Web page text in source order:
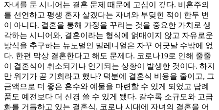
자녀를 둔 시니어는 결혼 문제 때문에 고심이 깊다. 비혼주의
를 선언하고 평생 혼자 살겠다는 자녀와 부딪힌 적이 한두 번
이 아니다. 결혼을 통해 가정을 꾸리는 것을 중요한 가치로 생
각하는 시니어와, 결혼이라는 형식에 얽매이지 않고 자유로운
방식을 추구하는 뉴노멀인 밀레니얼은 자꾸 어긋날 수밖에 없
다. 한편 막상 결혼한다고 해도 문제다. 코로나19로 인해 줄줄
이 결혼식이 취소되거나 연기되는 상황이 발생한 것이다. 하지
만 위기가 곧 기회라고 했나? 덕분에 결혼식 비용을 줄이고, 그
금액으로 더 좋은 혼수와 예물을 마련할 수 있게 되었고 답례
품도 예전보다 더 신경 쓸 수 있게 됐다. 갈수록 소규모와 고급
화를 거듭하고 있는 결혼식, 코로나 시대에 자녀의 결혼을 어